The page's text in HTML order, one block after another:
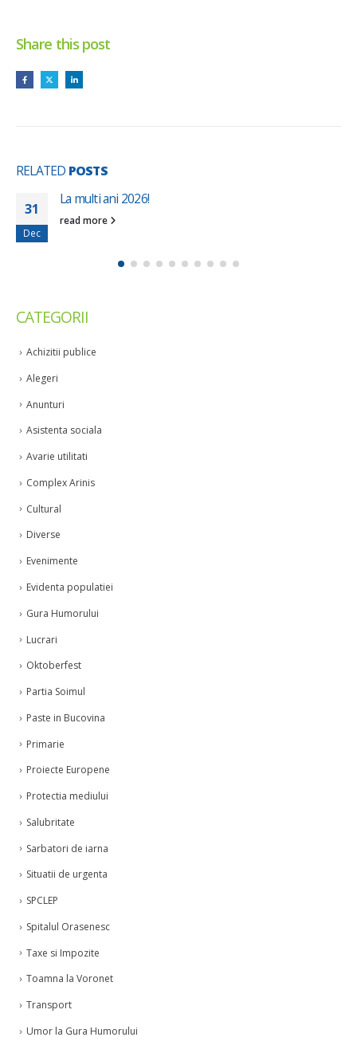
Share this post
RELATED POSTS
23
read more
CATEGORII
Achizitii publice
Alegeri
Anunturi
Avarie utilitati
Complex Arinis
Cultural
Evenimente
Evidenta populatiei
Gura Humorului
Lucrari
Partia Soimul
Paste in Bucovina
Primarie
Proiecte Europene
Protectia mediului
Salubritate
Sarbatori de iarna
Situatii de urgenta
SPCLEP
Spitalul Orasenesc
Taxe si Impozite
Transport
Umor la Gura Humorului